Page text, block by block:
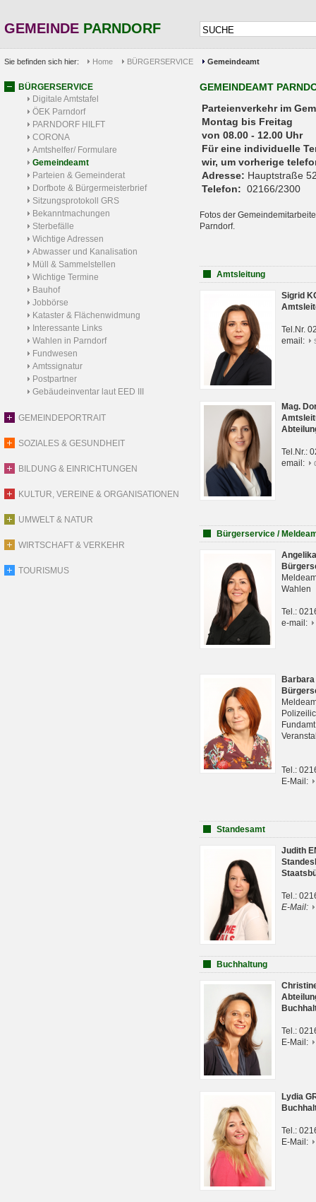
GEMEINDE PARNDORF
Sie befinden sich hier: Home BÜRGERSERVICE Gemeindeamt
BÜRGERSERVICE
Digitale Amtstafel
ÖEK Parndorf
PARNDORF HILFT
CORONA
Amtshelfer/ Formulare
Gemeindeamt
Parteien & Gemeinderat
Dorfbote & Bürgermeisterbrief
Sitzungsprotokoll GRS
Bekanntmachungen
Sterbefälle
Wichtige Adressen
Abwasser und Kanalisation
Müll & Sammelstellen
Wichtige Termine
Bauhof
Jobbörse
Kataster & Flächenwidmung
Interessante Links
Wahlen in Parndorf
Fundwesen
Amtssignatur
Postpartner
Gebäudeinventar laut EED III
GEMEINDEPORTRAIT
SOZIALES & GESUNDHEIT
BILDUNG & EINRICHTUNGEN
KULTUR, VEREINE & ORGANISATIONEN
UMWELT & NATUR
WIRTSCHAFT & VERKEHR
TOURISMUS
GEMEINDEAMT
Parteienverkehr
Montag bis Freitag
von 08.00 - 12.00 Uhr
Für eine individuelle
wir, um vorherige
Adresse: Hauptstraße
Telefon: 02166/2300
Fotos der
Parndorf.
Amtsleitung
Sigrid
Tel.Nr.
email:
Mag.
Tel.Nr.:
email:
Bürgerservice /
Wahlen
Tel.:
e-mail:
Tel.:
E-Mail:
Standesamt
Judith
Tel.:
E-Mail:
Buchhaltung
Tel.:
E-Mail:
Lydia
Tel.:
E-Mail: